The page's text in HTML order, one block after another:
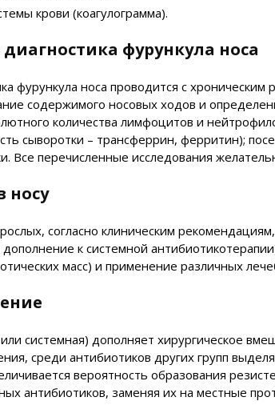
крови (коагулограмма).
фурункула носа
фурункула носа проводится с
содержимого носовых ходов и
количества лимфоцитов и
сыворотки – трансферрин, ферритин);
Все перечисленные исследования
носу
согласно клиническим
к системной
масс) и применение различных
системная) дополняет хирургическое
среди антибиотиков других групп
вероятность образования
антибиотиков, заменяя их на местные